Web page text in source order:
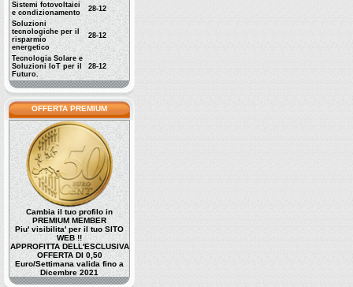
Sistemi fotovoltaici
e condizionamento
28-12
Soluzioni
tecnologiche per il
risparmio
energetico
28-12
Tecnologia Solare e
Soluzioni IoT per il
Futuro.
28-12
OFFERTA PREMIUM
Cambia il tuo profilo in
PREMIUM MEMBER
Piu' visibilita' per il tuo SITO
WEB !!
APPROFITTA DELL'ESCLUSIVA
OFFERTA DI 0,50
Euro/Settimana valida fino a
Dicembre 2021